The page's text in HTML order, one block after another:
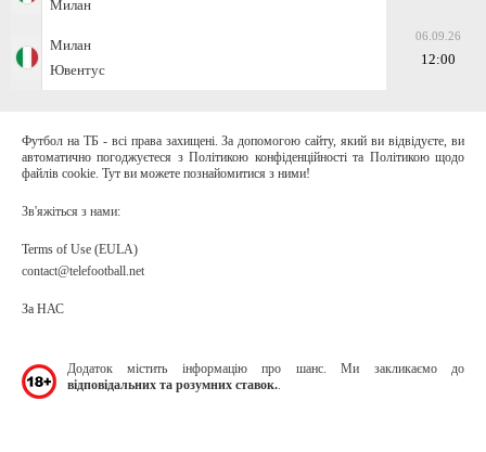
Милан
Милан
Ювентус
06.09.26
12:00
Футбол на ТБ - всі права захищені. За допомогою сайту, який ви відвідуєте, ви
автоматично погоджуєтеся з Політикою конфіденційності та Політикою щодо
файлів cookie. Тут ви можете познайомитися з ними!
Зв'яжіться з нами:
Terms of Use (EULA)
contact@telefootball.net
За НАС
Додаток містить інформацію про шанс. Ми закликаємо до
відповідальних та розумних ставок.